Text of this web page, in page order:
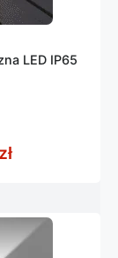
LED IP65
złZakres cen: